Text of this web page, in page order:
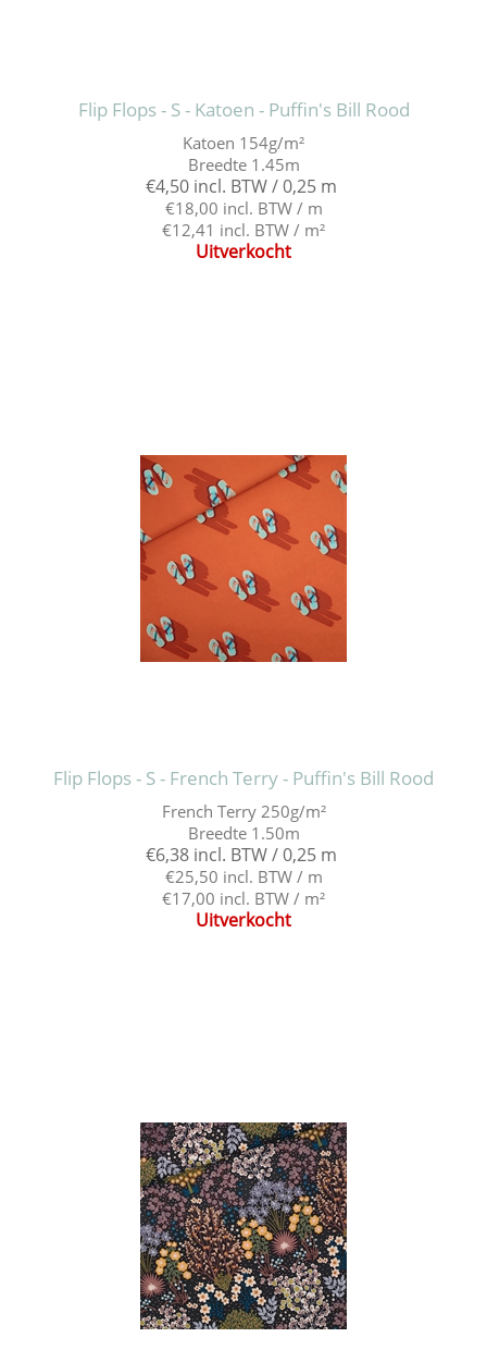
Flip Flops - S - Katoen - Puffin's Bill Rood
Katoen 154g/m²
Breedte 1.45m
€4,50 incl. BTW / 0,25 m
€18,00 incl. BTW / m
€12,41 incl. BTW / m²
Uitverkocht
Flip Flops - S - French Terry - Puffin's Bill Rood
French Terry 250g/m²
Breedte 1.50m
€6,38 incl. BTW / 0,25 m
€25,50 incl. BTW / m
€17,00 incl. BTW / m²
Uitverkocht